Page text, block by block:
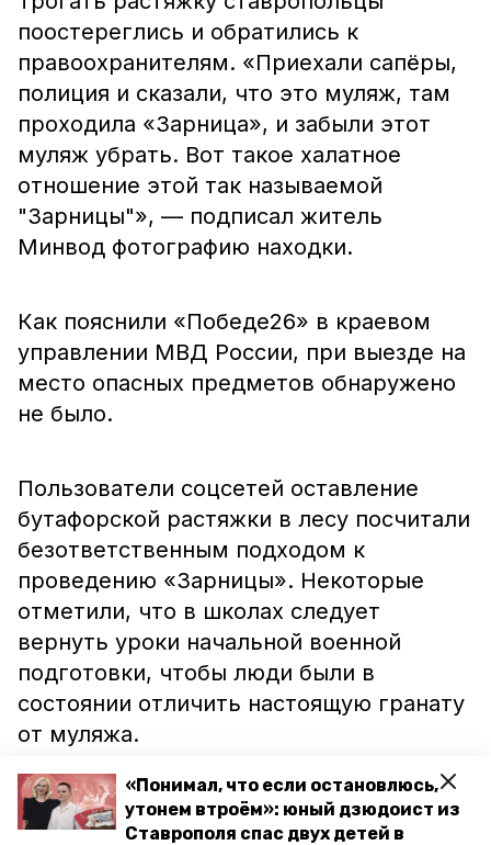
«Понимал, что если остановлюсь,
утонем втроём»: юный дзюдоист из
Ставрополя спас двух детей в
поостереглись и обратились к
правоохранителям. «Приехали сапёры,
полиция и сказали, что это муляж, там
проходила «Зарница», и забыли этот
муляж убрать. Вот такое халатное
отношение этой так называемой
"Зарницы"», — подписал житель
Минвод фотографию находки.
Как пояснили «Победе26» в краевом
управлении МВД России, при выезде на
место опасных предметов обнаружено
не было.
Пользователи соцсетей оставление
бутафорской растяжки в лесу посчитали
безответственным подходом к
проведению «Зарницы». Некоторые
отметили, что в школах следует
вернуть уроки начальной военной
подготовки, чтобы люди были в
состоянии отличить настоящую гранату
от муляжа.
Ранее сообщалось, что житель Курского
хранилу себя дома револьвер и